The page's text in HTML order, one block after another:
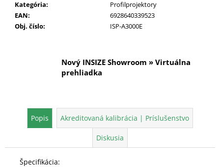
Kategória:
Profilprojektory
EAN:
6928640339523
Obj. číslo: ISP-A3000E
Nový INSIZE Showroom » Virtuálna
prehliadka
Popis Akreditovaná kalibrácia | Príslušenstvo
Diskusia
Špecifikácia: